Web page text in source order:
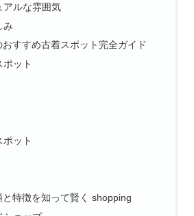
アルな雰囲気
み
すすめ古着スポット完全ガイド
ット
ポット
特徴を知って賢く shopping